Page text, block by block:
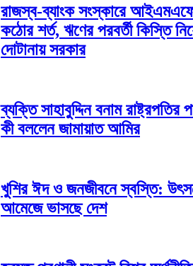
রাজস্ব-ব্যাংক সংস্কারে
কঠোর শর্ত, ঋণের পরবর্তী কিস্তি
দোটানায় সরকার
ব্যক্তি সাহাবুদ্দিন বনাম রাষ্ট্রপতির
কী বললেন জামায়াত আমির
খুশির ঈদ ও জনজীবনে স্বস্তি:
আমেজে ভাসছে দেশ